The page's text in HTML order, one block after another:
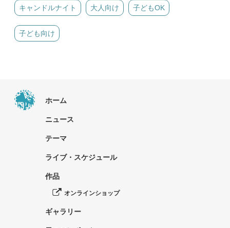
キャンドルナイト 大人向け 子どもOK
子ども向け
ホーム
ニュース
テーマ
ライブ・スケジュール
作品
オンラインショップ
ギャラリー